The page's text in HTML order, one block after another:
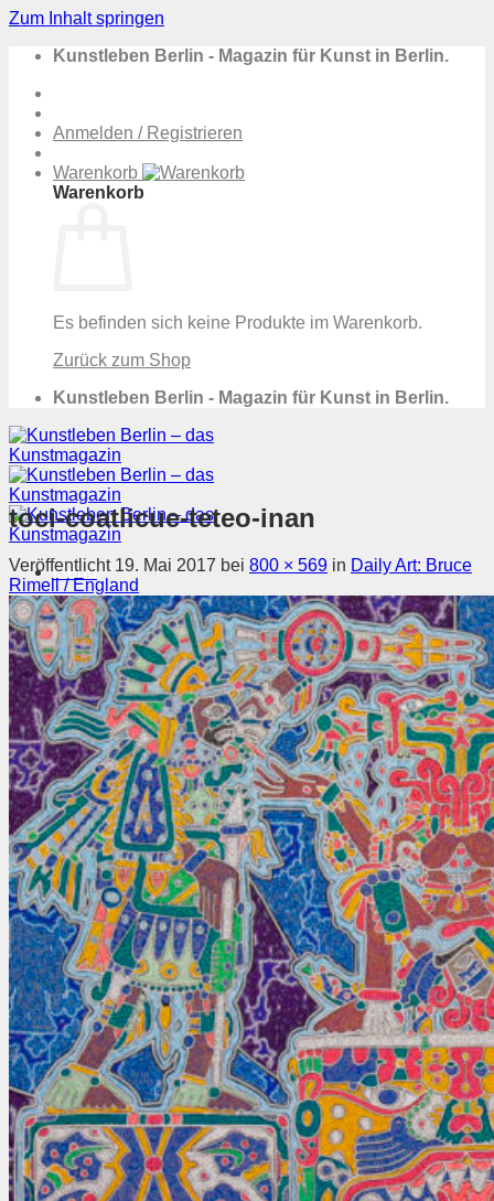
Zum Inhalt springen
Kunstleben Berlin - Magazin für Kunst in Berlin.
Anmelden / Registrieren
Warenkorb
Warenkorb
Es befinden sich keine Produkte im Warenkorb.
Zurück zum Shop
Kunstleben Berlin - Magazin für Kunst in Berlin.
Menü
Magazin
Ausstellungen
Szene & Kontext
Künstler entdecken
Videos
Kunstkalender
Orte
Suchen nach:
Suchen nach:
toci-coatlicue-teteo-inan
Veröffentlicht 19. Mai 2017 bei 800 × 569 in Daily Art: Bruce
Rimell / England